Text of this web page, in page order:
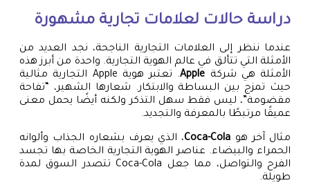
دراسة حالات لعلامات تجارية مشهورة
عندما ننظر إلى العلامات التجارية الناجحة، نجد العديد من
الأمثلة التي تتألق في عالم الهوية التجارية. واحدة من أبرز هذه
الأمثلة هي شركة Apple
. تعتبر هوية Apple التجارية مثالية
حيث تمزج بين البساطة والابتكار. شعارها الشهير، “تفاحة
مقضومة”، ليس فقط سهل التذكر ولكنه أيضًا يحمل معنى
عميقًا مرتبطًا بالمعرفة والتجديد.
مثال آخر هو Coca-Cola، الذي يعرف بشعاره الجذاب وألوانه
الحمراء والبيضاء. عناصر الهوية التجارية الخاصة بها تجسد
الفرح والتواصل، مما جعل Coca-Cola تتصدر السوق لمدة
طويلة.